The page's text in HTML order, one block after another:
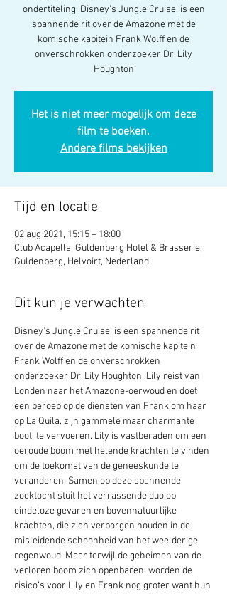
ondertiteling. Disney's Jungle Cruise, is een
spannende rit over de Amazone met de
komische kapitein Frank Wolff en de
onverschrokken onderzoeker Dr. Lily
Houghton
Het is niet meer mogelijk om deze
film te boeken.
Andere films bekijken
Tijd en locatie
02 aug 2021, 15:15 – 18:00
Club Acapella, Guldenberg Hotel & Brasserie,
Guldenberg, Helvoirt, Nederland
Dit kun je verwachten
Disney's Jungle Cruise, is een spannende rit
over de Amazone met de komische kapitein
Frank Wolff en de onverschrokken
onderzoeker Dr. Lily Houghton. Lily reist van
Londen naar het Amazone-oerwoud en doet
een beroep op de diensten van Frank om haar
op La Quila, zijn gammele maar charmante
boot, te vervoeren. Lily is vastberaden om een
oeroude boom met helende krachten te vinden
om de toekomst van de geneeskunde te
veranderen. Samen op deze spannende
zoektocht stuit het verrassende duo op
eindeloze gevaren en bovennatuurlijke
krachten, die zich verborgen houden in de
misleidende schoonheid van het weelderige
regenwoud. Maar terwijl de geheimen van de
verloren boom zich openbaren, worden de
risico’s voor Lily en Frank nog groter want hun